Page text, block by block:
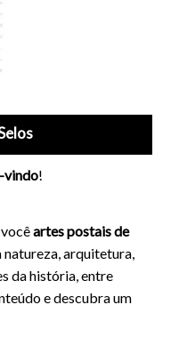
vindo!
vocêartes postais de
natureza, arquitetura,
da história, entre
e descubra um